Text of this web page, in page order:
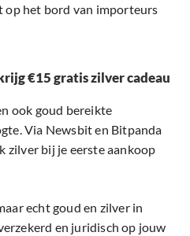
op het bord van importeurs
€15 gratis zilver cadeau
ook goud bereikte
Via Newsbit en Bitpanda
zilver bij je eerste aankoop
echt goud en zilver in
en juridisch op jouw